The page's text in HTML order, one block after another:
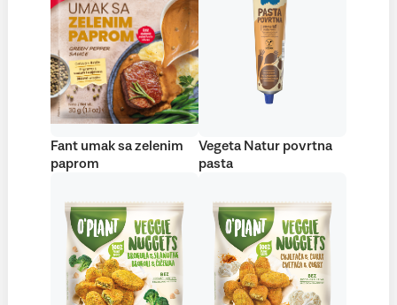
Fant umak sa zelenim
paprom
Vegeta Natur povrtna
pasta